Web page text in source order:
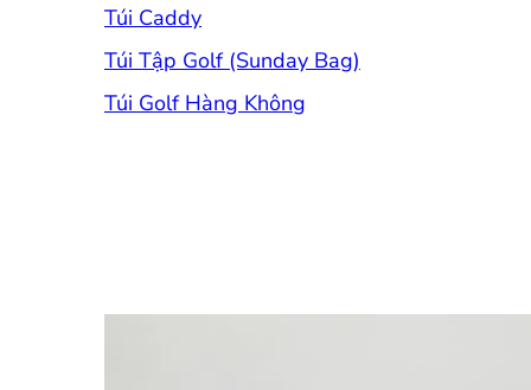
Túi Caddy
Túi Tập Golf (Sunday Bag)
Túi Golf Hàng Không